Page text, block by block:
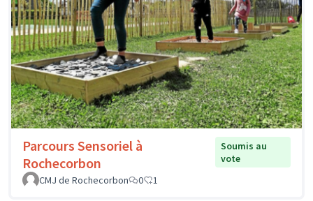
Parcours Sensoriel à
Rochecorbon
Soumis au
vote
CMJ de Rochecorbon
0 1